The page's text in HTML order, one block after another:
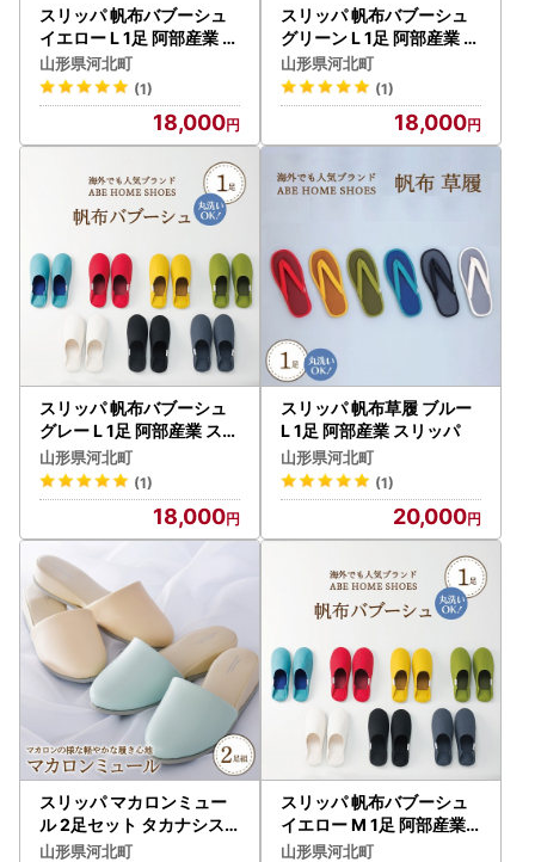
◇お問い合わせはこちら◇
＝＝＝＝＝＝＝＝＝＝＝＝＝＝＝＝＝＝＝＝＝＝＝＝
山形県河北町ふるさと納税サポート室
TEL：050-8888-8474
FAX：050-3737-2322
お問合せ受付時間：（平日）9:00〜18:00
メールアドレス：support@furusato-kahoku.jp
＝＝＝＝＝＝＝＝＝＝＝＝＝＝＝＝＝＝＝＝＝＝＝＝
スリッパ 帆布バブーシュ
イエロー L 1足 阿部産業 ス
リッパ
山形県河北町
(1)
18,000
スリッパ 帆布バブーシュ
グリーン L 1足 阿部産業 ス
リッパ
山形県河北町
(1)
18,000
スリッパ 帆布バブーシュ
グレー L 1足 阿部産業 スリ
ッパ
山形県河北町
(1)
18,000
スリッパ 帆布草履 ブルー
L 1足 阿部産業 スリッパ
山形県河北町
(1)
20,000
スリッパ マカロンミュー
ル 2足セット タカナシス
リッパ
山形県河北町
スリッパ 帆布バブーシュ
イエロー M 1足 阿部産業
スリッパ
山形県河北町